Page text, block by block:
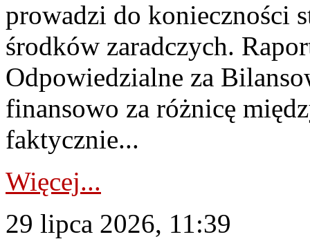
prowadzi do konieczności
środków zaradczych.
Odpowiedzialne za
finansowo za różnicę
faktycznie...
Więcej...
29 lipca 2026, 11:39